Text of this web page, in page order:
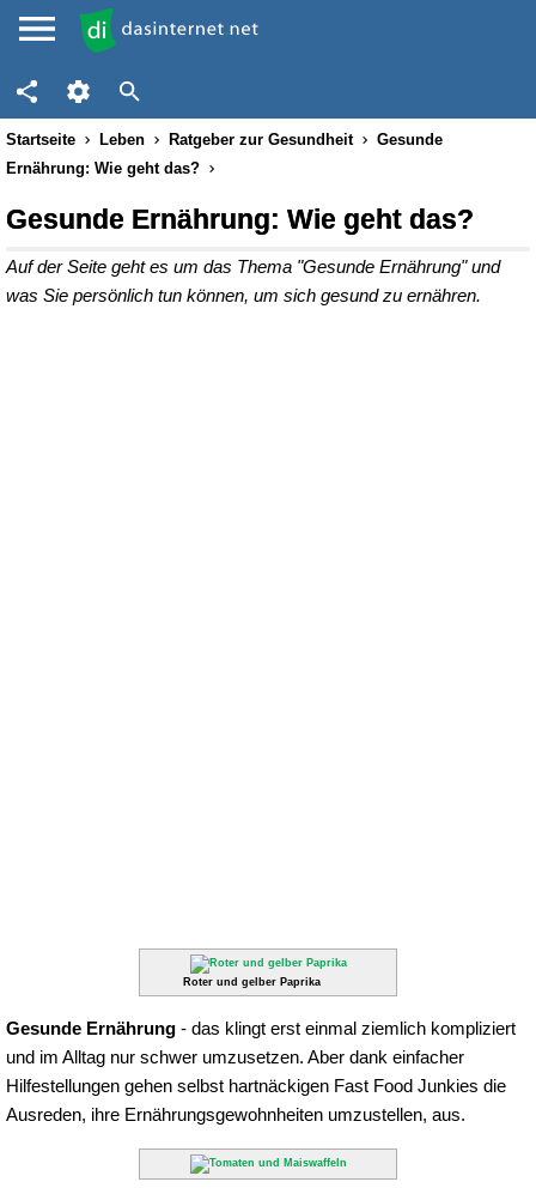
Startseite Leben Ratgeber zur Gesundheit
Gesunde
Ernährung: Wie geht das?
Gesunde Ernährung: Wie geht das?
Auf der Seite geht es um das Thema "Gesunde Ernährung" und
was Sie persönlich tun können, um sich gesund zu ernähren.
Roter und gelber Paprika
Gesunde Ernährung - das klingt erst einmal ziemlich kompliziert
und im Alltag nur schwer umzusetzen. Aber dank einfacher
Hilfestellungen gehen selbst hartnäckigen Fast Food Junkies die
Ausreden, ihre Ernährungsgewohnheiten umzustellen, aus.